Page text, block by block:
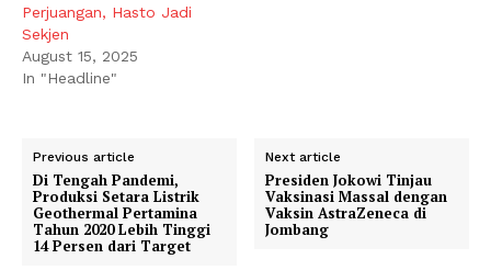
Perjuangan, Hasto Jadi
Sekjen
August 15, 2025
In "Headline"
Previous article
Di Tengah Pandemi,
Produksi Setara Listrik
Geothermal Pertamina
Tahun 2020 Lebih Tinggi
14 Persen dari Target
Next article
Presiden Jokowi Tinjau
Vaksinasi Massal dengan
Vaksin AstraZeneca di
Jombang